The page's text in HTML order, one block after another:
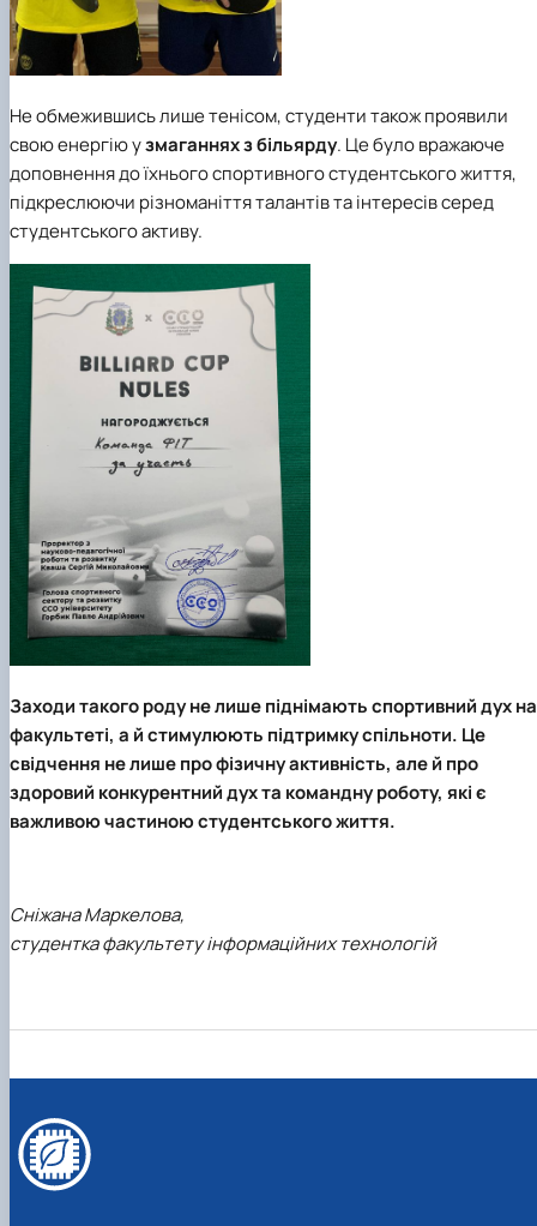
Не обмежившись лише тенісом, студенти також проявили
свою енергію узмаганнях з більярду. Це було вражаюче
доповнення до їхнього спортивного студентського життя,
підкреслюючи різноманіття талантів та інтересів серед
студентського активу.
Заходи такого роду не лише піднімають спортивний дух на
факультеті, а й стимулюють підтримку спільноти. Це
свідчення не лише про фізичну активність, але й про
здоровий конкурентний дух та командну роботу, які є
важливою частиною студентського життя.
Сніжана Маркелова,
студентка факультету інформаційних технологій